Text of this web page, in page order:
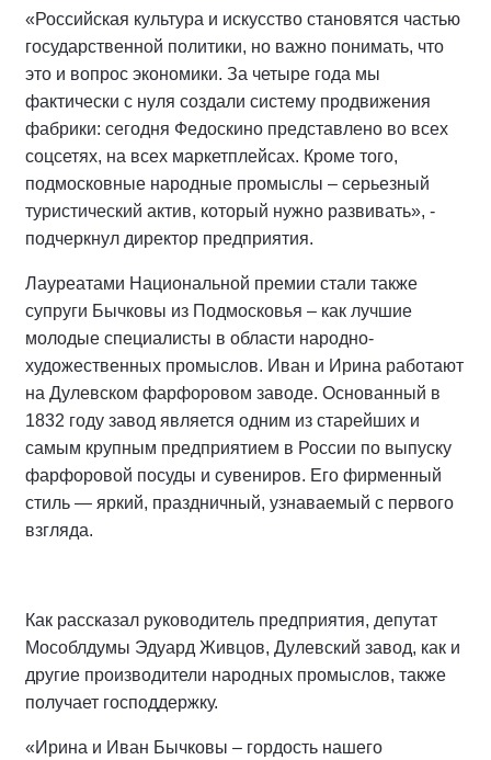
«Российская культура и искусство становятся частью
государственной политики, но важно понимать, что
это и вопрос экономики. За четыре года мы
фактически с нуля создали систему продвижения
фабрики: сегодня Федоскино представлено во всех
соцсетях, на всех маркетплейсах. Кроме того,
подмосковные народные промыслы – серьезный
туристический актив, который нужно развивать», -
подчеркнул директор предприятия.
Лауреатами Национальной премии стали также
супруги Бычковы из Подмосковья – как лучшие
молодые специалисты в области народно-
художественных промыслов. Иван и Ирина работают
на Дулевском фарфоровом заводе. Основанный в
1832 году завод является одним из старейших и
самым крупным предприятием в России по выпуску
фарфоровой посуды и сувениров. Его фирменный
стиль — яркий, праздничный, узнаваемый с первого
взгляда.
Как рассказал руководитель предприятия, депутат
Мособлдумы Эдуард Живцов, Дулевский завод, как и
другие производители народных промыслов, также
получает господдержку.
«Ирина и Иван Бычковы – гордость нашего